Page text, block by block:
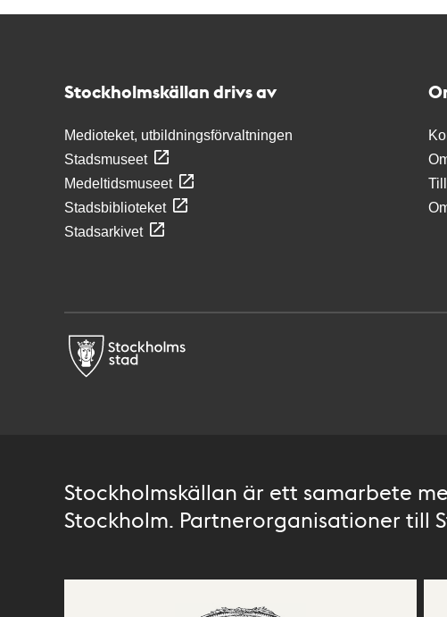
Stockholmskällan drivs av
Medioteket, utbildningsförvaltningen
Stadsmuseet
Medeltidsmuseet
Stadsbiblioteket
Stadsarkivet
Stockholmskällan är ett samarbete
Stockholm. Partnerorganisationer till